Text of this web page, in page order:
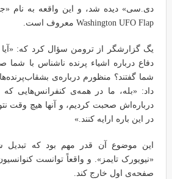
دی.سی» دیده شد، و این واقعه به نام
Washington UFO Flap معروف است.
یگ گزارشگر از ترومن سؤال کرد که: «آیا
دفاع درباره اشیاء پرنده ناشناس با شما
شما گفتند؟ منظورم درباره‌ی
داد: «بله، ما در همه‌ی کنفرانس‌هایی
درباره‌اش صحبت کردیم، و آنها هیچ وقت
در این باره ارایه کنند.»
این موضوع آن قدر مهم بود که تبدیل
«نیویورک تایمز». و واقعاً توانست
صفحه‌ی اول خارج کند.